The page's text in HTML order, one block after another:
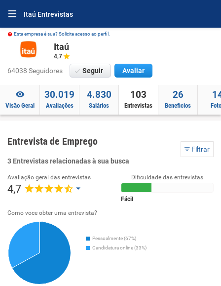
Itaú Entrevistas
Esta empresa é sua? Solicite acesso ao perfil.
Itaú
4,7
64038 Seguidores Seguir Avaliar
Visão Geral
30.019
Avaliações
4.830
Salários
103
Entrevistas
26
Beneficios
Entrevista de Emprego
Filtrar
3 Entrevistas relacionadas à sua busca
Avaliação geral das entrevistas
4,7
Dificuldade das entrevistas
Fácil
Como voce obter uma entrevista?
Pessoalmente (67%)
Candidatura online (33%)